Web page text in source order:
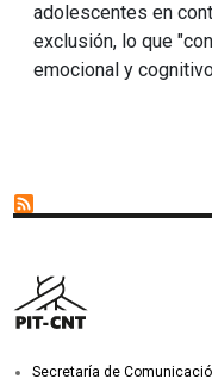
adolescentes en
exclusión, lo que
emocional y
Secretaría de